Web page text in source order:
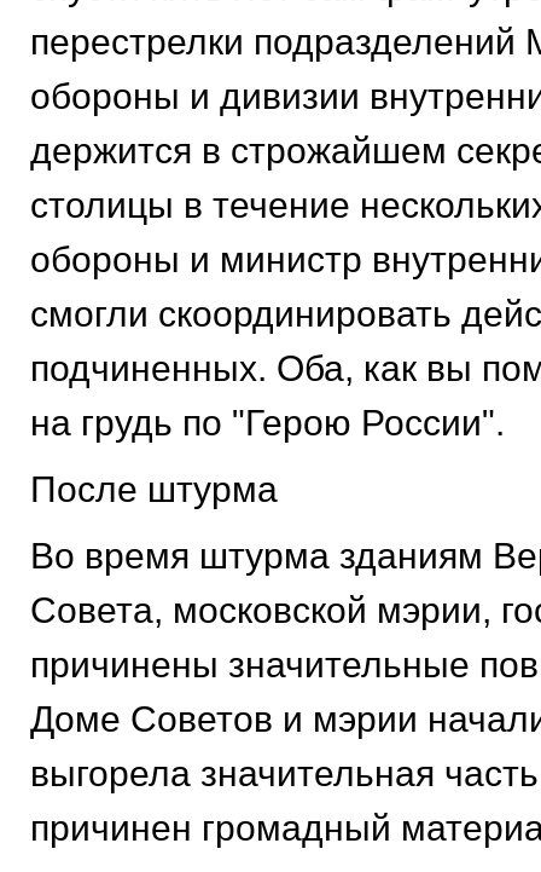
перестрелки подразделений
обороны и дивизии
держится в строжайшем
столицы в течение
обороны и министр
смогли скоординировать
подчиненных. Оба, как вы
на грудь по "Герою России".
После штурма
Во время штурма зданиям
Совета, московской мэрии,
причинены значительные
Доме Советов и мэрии
выгорела значительная
причинен громадный